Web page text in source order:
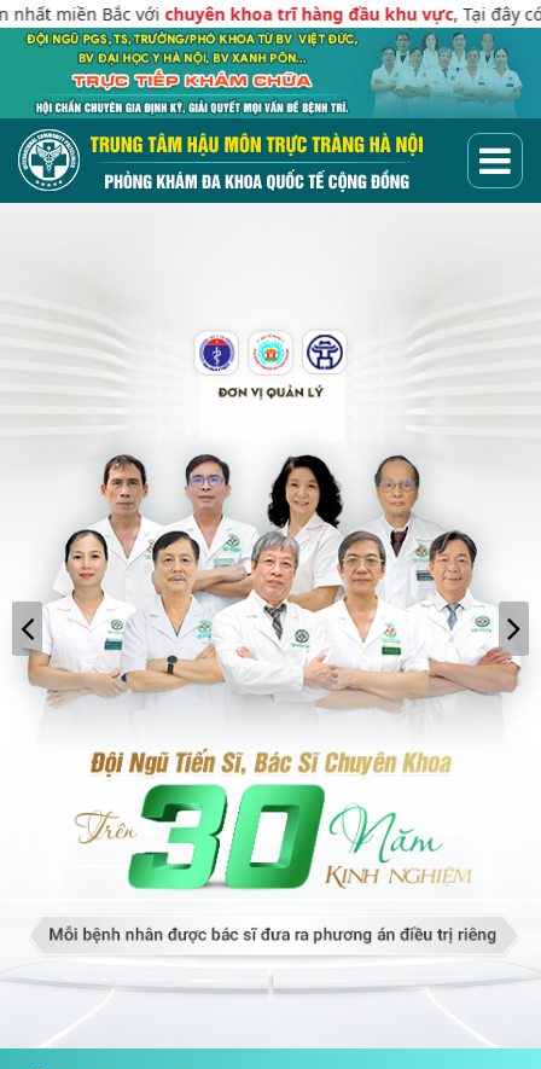
với chuyên khoa trĩ hàng đầu khu vực, Tại đây có đội ngũ